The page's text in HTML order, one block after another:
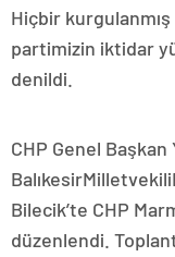
Hiçbir
partimizin iktidar
denildi.
CHP Genel Başkan
Bilecik’te CHP
düzenlendi.